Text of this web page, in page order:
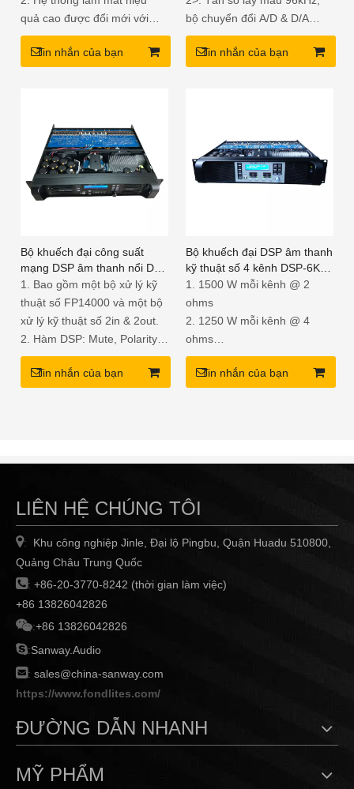
quả cao được đổi mới với
thiết kế đặc biệt để làm mát
nhanh
gọn bên trong, hiệu quả cao
và nhẹ
Tin nhắn của bạn
bộ chuyển đổi A/D & D/A
24bit, chip DSP điểm nổi 32
bit.
4>. 4 kênh đầu vào và đầu
ra, đầu vào mô hình ma trận
và đầu ra được đặt tự do.
Tin nhắn của bạn
Bộ khuếch đại công suất
mạng DSP âm thanh nổi D14
7000W với chức năng Wifi
1. Bao gồm một bộ xử lý kỹ
thuật số FP14000 và một bộ
xử lý kỹ thuật số 2in & 2out.
2. Hàm DSP: Mute, Polarity,
Gain, Eq, Xover, Limiter.
3. Hàm Ethernet (WiFi): Kiểm
Tin nhắn của bạn
Bộ khuếch đại DSP âm thanh
kỹ thuật số 4 kênh DSP-6KQ
cho hệ thống quản lý loa
1. 1500 W mỗi kênh @ 2
ohms
2. 1250 W mỗi kênh @ 4
ohms
3. Khung 2U chỉ nặng 13kg
4. Giai đoạn đầu ra của lớp
Tin nhắn của bạn
LIÊN HỆ CHÚNG TÔI
:
Khu công nghiệp Jinle, Đại lộ Pingbu, Quận Huadu 510800,
Quảng Châu Trung Quốc
: +86-20-3770-8242 (thời gian làm việc)
+86 13826042826
:+86 13826042826
:Sanway.Audio
: sales@china-sanway.com
https://www.fondlites.com/
ĐƯỜNG DẪN NHANH
MỸ PHẨM